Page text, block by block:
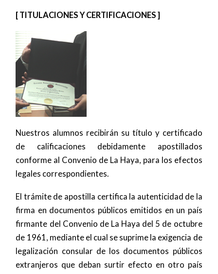
[ TITULACIONES Y CERTIFICACIONES ]
Nuestros alumnos recibirán su título y certificado
de calificaciones debidamente apostillados
conforme al Convenio de La Haya, para los efectos
legales correspondientes.
El trámite de apostilla certifica la autenticidad de la
firma en documentos públicos emitidos en un país
firmante del Convenio de La Haya del 5 de octubre
de 1961, mediante el cual se suprime la exigencia de
legalización consular de los documentos públicos
extranjeros que deban surtir efecto en otro país